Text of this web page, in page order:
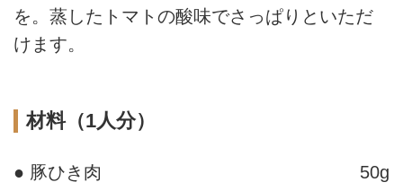
を。蒸したトマトの酸味でさっぱりといただ
けます。
材料（1人分）
● 豚ひき肉 50g